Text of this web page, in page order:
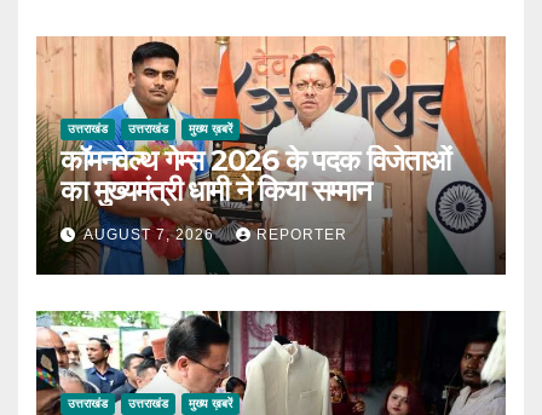
उत्तराखंड उत्तराखंड मुख्य ख़बरें
कॉमनवेल्थ गेम्स 2026 के पदक विजेताओं
का मुख्यमंत्री धामी ने किया सम्मान
AUGUST 7, 2026 REPORTER
उत्तराखंड उत्तराखंड मुख्य ख़बरें